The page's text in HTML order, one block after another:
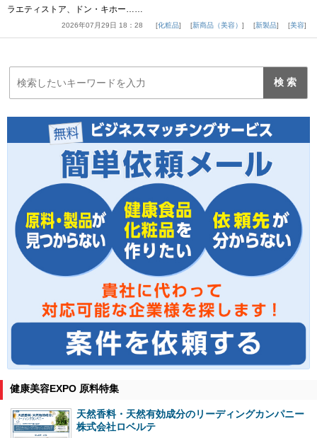
ラエティストア、ドン・キホー……
2026年07月29日 18：28 化粧品 新商品（美容） 新製品 美容
健康美容EXPO 原料特集
天然香料・天然有効成分のリーディングカンパニー
株式会社ロベルテ